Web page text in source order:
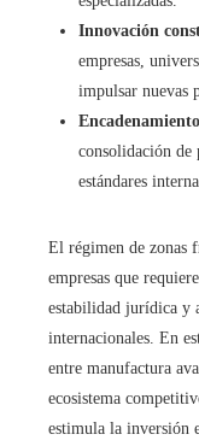
Innovación
empresas,
impulsar nuevas
consolidación de
estándares
El régimen de zonas
empresas que
estabilidad jurídica y
internacionales. En
entre manufactura
ecosistema
estimula la inversión